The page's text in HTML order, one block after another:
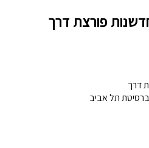
פורצת דרך
דרך
תל אביב